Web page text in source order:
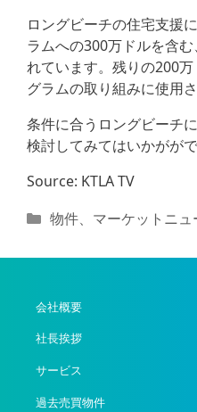
ロングビーチの住宅支援
ラムへの300万ドルを含
れています。残りの200
グラムの取り組みに使用
条件に合うロングビーチ
検討してみてはいかががで
Source: KTLA TV
カ
ゴ
ー
物件、 マーケットニュ
会社概要
社長挨拶
サービス
過去売買物件